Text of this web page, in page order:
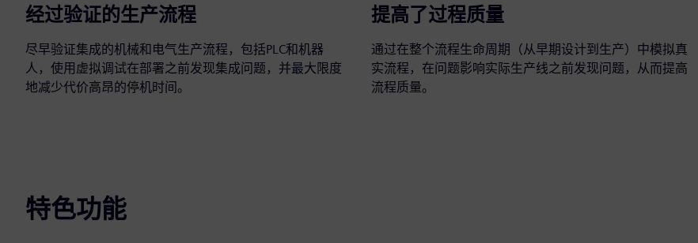
经过验证的生产流程
尽早验证集成的机械和电气生产流程，包括PLC和机器
人，使用虚拟调试在部署之前发现集成问题，并最大限度
地减少代价高昂的停机时间。
提高了过程质量
通过在整个流程生命周期（从早期设计到生产）中模拟真
实流程，在问题影响实际生产线之前发现问题，从而提高
流程质量。
特色功能